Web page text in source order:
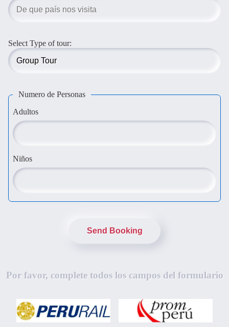
Select Type of tour:
Numero de Personas
Adultos
Niños
Send Booking
Por favor, complete todos los campos del formulario